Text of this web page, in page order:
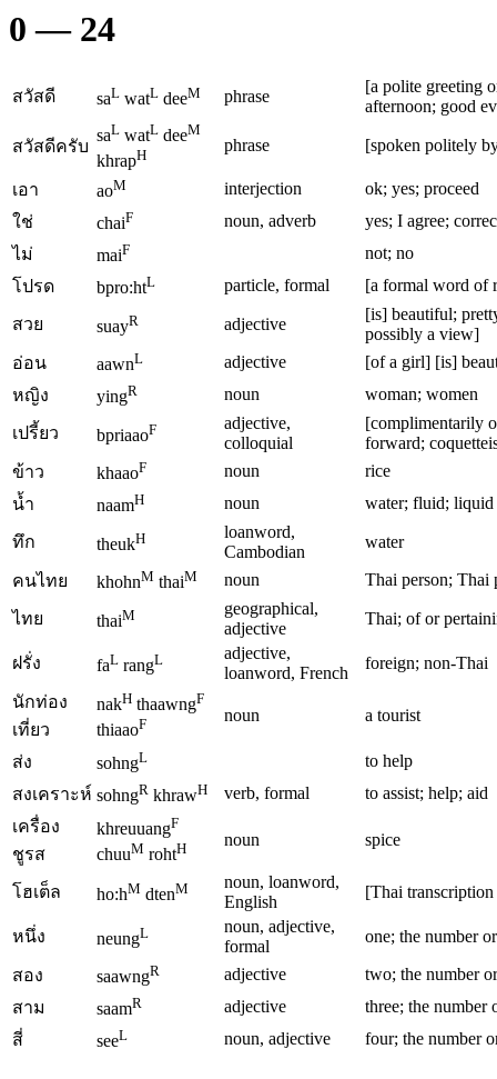
0 ― 24
สวัสดี saL watL deeM phrase
[a polite greeting
afternoon; good
สวัสดีครับ
saL watL deeM
khrapH phrase [spoken politely
เอา aoM interjection
ok; yes; proceed
ใช่
chaiF noun, adverb
yes; I agree;
ไม่
maiF
not; no
โปรด
bpro:htL particle, formal [a formal word of
สวย suayR adjective
[is] beautiful;
possibly a view]
อ่อน
aawnL adjective
[of a girl] [is]
หญิง
yingR noun woman; women
เปรี้ยว bpriaaoF
adjective,
colloquial
[complimentarily
forward;
ข้าว
khaaoF noun
rice
น้ำ
naamH noun water; fluid; liquid
ทึก theukH
loanword,
Cambodian
water
คนไทย khohnM thaiM noun Thai person; Thai
ไทย thaiM
geographical,
adjective
Thai; of or
ฝรั่ง faL rangL
adjective,
loanword, French
foreign; non-Thai
นักท่อง
เที่ยว
nakH thaawngF
thiaaoF noun a tourist
ส่ง sohngL
to help
สงเคราะห์ sohngR khrawH verb, formal
to assist; help; aid
เครื่อง
ชูรส
khreuuangF
chuuM rohtH noun spice
โฮเต็ล ho:hM dtenM
noun, loanword,
English
[Thai
หนึ่ง neungL
noun, adjective,
formal
one; the number
สอง saawngR adjective
two; the number
สาม
saamR adjective
three; the number
สี่
seeL noun, adjective four; the number